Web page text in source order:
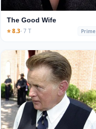
The Good Wife
⭐ 8.3· 7 T Prime